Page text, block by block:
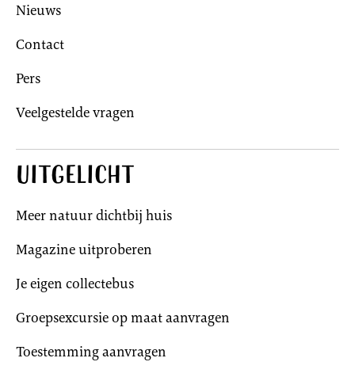
Nieuws
Contact
Pers
Veelgestelde vragen
Uitgelicht
Meer natuur dichtbij huis
Magazine uitproberen
Je eigen collectebus
Groepsexcursie op maat aanvragen
Toestemming aanvragen